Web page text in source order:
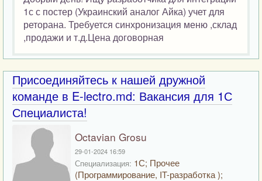
1с с постер (Украинский аналог Айка) учет для
реторана. Требуется синхронизация меню ,склад
,продажи и т.д.Цена договорная
Присоединяйтесь к нашей дружной
команде в E-lectro.md: Вакансия для 1С
Специалиста!
Octavian Grosu
29-01-2024 16:59
Специализация: 1С; Прочее
(Программирование, IT-разработка );